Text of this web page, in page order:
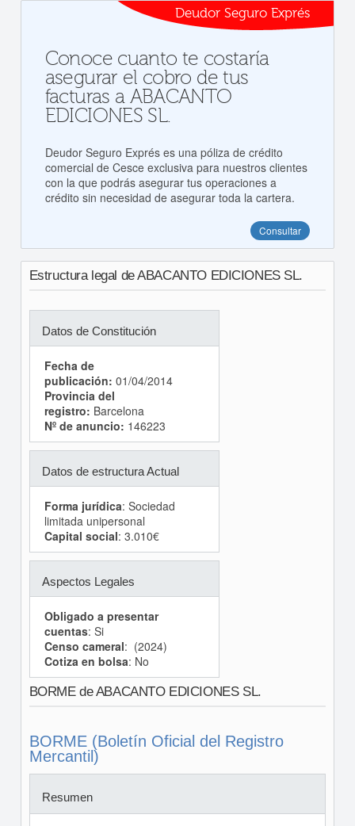
Deudor Seguro Exprés
Conoce cuanto te costaría
asegurar el cobro de tus
facturas a ABACANTO
EDICIONES SL.
Deudor Seguro Exprés es una póliza de crédito
comercial de Cesce exclusiva para nuestros clientes
con la que podrás asegurar tus operaciones a
crédito sin necesidad de asegurar toda la cartera.
Consultar
Estructura legal de ABACANTO EDICIONES SL.
Datos de Constitución
Fecha de
publicación: 01/04/2014
Provincia del
registro: Barcelona
Nº de anuncio: 146223
Datos de estructura Actual
Forma jurídica: Sociedad
limitada unipersonal
Capital social: 3.010€
Aspectos Legales
Obligado a presentar
cuentas: Si
Censo cameral: (2024)
Cotiza en bolsa: No
BORME de ABACANTO EDICIONES SL.
BORME (Boletín Oficial del Registro
Mercantil)
Resumen